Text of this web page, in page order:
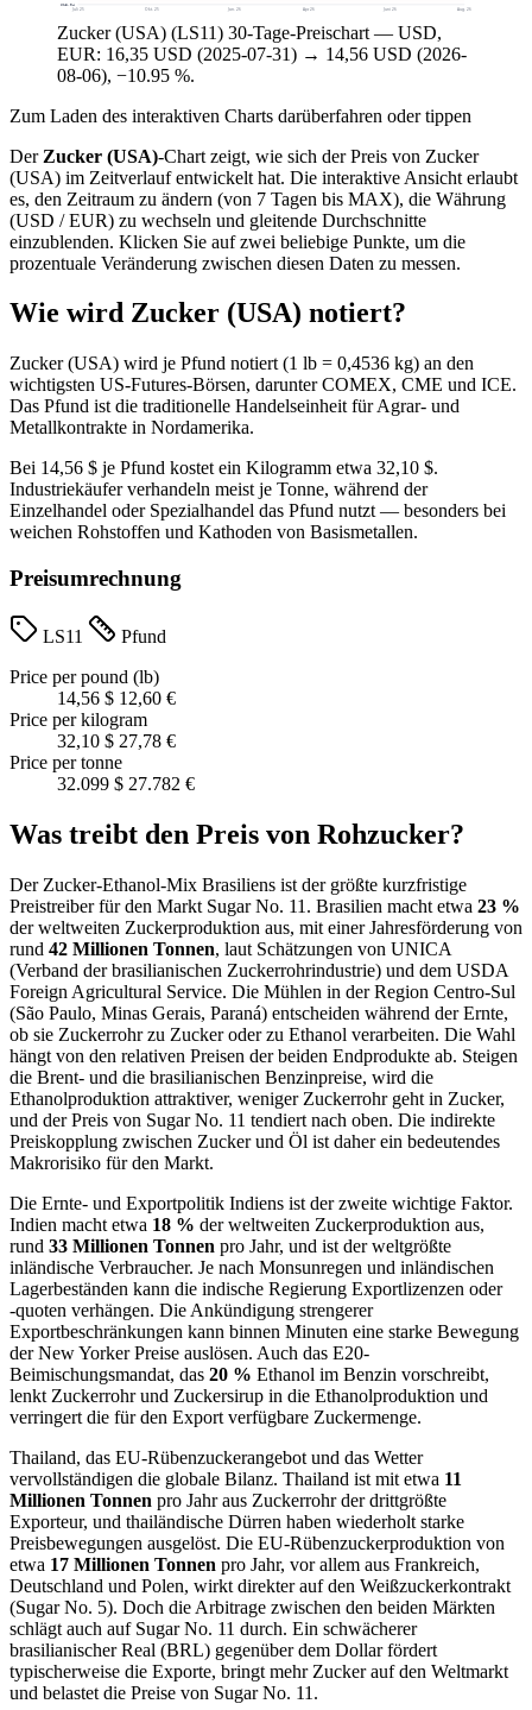
$13,04
Juli 25 Okt. 25 Jan. 26 Apr. 26 Juni 26 Aug. 26
Zucker (USA) (LS11) 30-Tage-Preischart — USD,
EUR: 16,35 USD (2025-07-31) → 14,56 USD (2026-
08-06), −10.95 %.
Zum Laden des interaktiven Charts darüberfahren oder tippen
Der Zucker (USA)-Chart zeigt, wie sich der Preis von Zucker
(USA) im Zeitverlauf entwickelt hat. Die interaktive Ansicht erlaubt
es, den Zeitraum zu ändern (von 7 Tagen bis MAX), die Währung
(USD / EUR) zu wechseln und gleitende Durchschnitte
einzublenden. Klicken Sie auf zwei beliebige Punkte, um die
prozentuale Veränderung zwischen diesen Daten zu messen.
Wie wird Zucker (USA) notiert?
Zucker (USA) wird je Pfund notiert (1 lb = 0,4536 kg) an den
wichtigsten US-Futures-Börsen, darunter COMEX, CME und ICE.
Das Pfund ist die traditionelle Handelseinheit für Agrar- und
Metallkontrakte in Nordamerika.
Bei 14,56 $ je Pfund kostet ein Kilogramm etwa 32,10 $.
Industriekäufer verhandeln meist je Tonne, während der
Einzelhandel oder Spezialhandel das Pfund nutzt — besonders bei
weichen Rohstoffen und Kathoden von Basismetallen.
Preisumrechnung
LS11
Pfund
Price per pound (lb)
14,56 $ 12,60 €
Price per kilogram
32,10 $ 27,78 €
Price per tonne
32.099 $ 27.782 €
Was treibt den Preis von Rohzucker?
Der Zucker-Ethanol-Mix Brasiliens ist der größte kurzfristige
Preistreiber für den Markt Sugar No. 11. Brasilien macht etwa 23 %
der weltweiten Zuckerproduktion aus, mit einer Jahresförderung von
rund 42 Millionen Tonnen, laut Schätzungen von UNICA
(Verband der brasilianischen Zuckerrohrindustrie) und dem USDA
Foreign Agricultural Service. Die Mühlen in der Region Centro-Sul
(São Paulo, Minas Gerais, Paraná) entscheiden während der Ernte,
ob sie Zuckerrohr zu Zucker oder zu Ethanol verarbeiten. Die Wahl
hängt von den relativen Preisen der beiden Endprodukte ab. Steigen
die Brent- und die brasilianischen Benzinpreise, wird die
Ethanolproduktion attraktiver, weniger Zuckerrohr geht in Zucker,
und der Preis von Sugar No. 11 tendiert nach oben. Die indirekte
Preiskopplung zwischen Zucker und Öl ist daher ein bedeutendes
Makrorisiko für den Markt.
Die Ernte- und Exportpolitik Indiens ist der zweite wichtige Faktor.
Indien macht etwa 18 % der weltweiten Zuckerproduktion aus,
rund 33 Millionen Tonnen pro Jahr, und ist der weltgrößte
inländische Verbraucher. Je nach Monsunregen und inländischen
Lagerbeständen kann die indische Regierung Exportlizenzen oder
‑quoten verhängen. Die Ankündigung strengerer
Exportbeschränkungen kann binnen Minuten eine starke Bewegung
der New Yorker Preise auslösen. Auch das E20-
Beimischungsmandat, das 20 % Ethanol im Benzin vorschreibt,
lenkt Zuckerrohr und Zuckersirup in die Ethanolproduktion und
verringert die für den Export verfügbare Zuckermenge.
Thailand, das EU-Rübenzuckerangebot und das Wetter
vervollständigen die globale Bilanz. Thailand ist mit etwa 11
Millionen Tonnen pro Jahr aus Zuckerrohr der drittgrößte
Exporteur, und thailändische Dürren haben wiederholt starke
Preisbewegungen ausgelöst. Die EU-Rübenzuckerproduktion von
etwa 17 Millionen Tonnen pro Jahr, vor allem aus Frankreich,
Deutschland und Polen, wirkt direkter auf den Weißzuckerkontrakt
(Sugar No. 5). Doch die Arbitrage zwischen den beiden Märkten
schlägt auch auf Sugar No. 11 durch. Ein schwächerer
brasilianischer Real (BRL) gegenüber dem Dollar fördert
typischerweise die Exporte, bringt mehr Zucker auf den Weltmarkt
und belastet die Preise von Sugar No. 11.